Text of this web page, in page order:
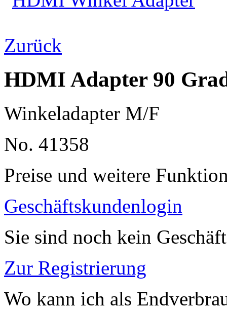
Zurück
HDMI Adapter 90
Winkeladapter M/F
No. 41358
Preise und weitere
Geschäftskundenlogin
Sie sind noch kein
Zur Registrierung
Wo kann ich als